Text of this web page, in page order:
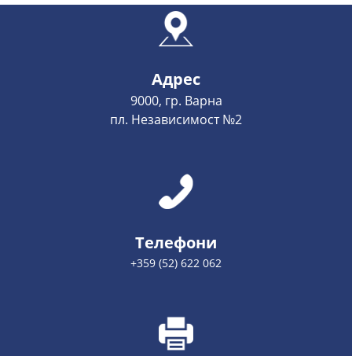
Адрес
9000, гр. Варна
пл. Независимост №2
Телефони
+359 (52) 622 062